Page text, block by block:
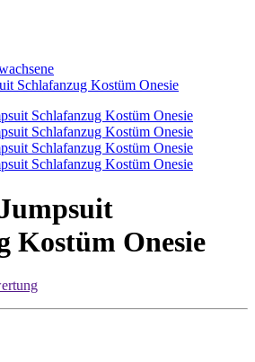
Schlafanzug Kostüm Onesie
Kostüm Onesie